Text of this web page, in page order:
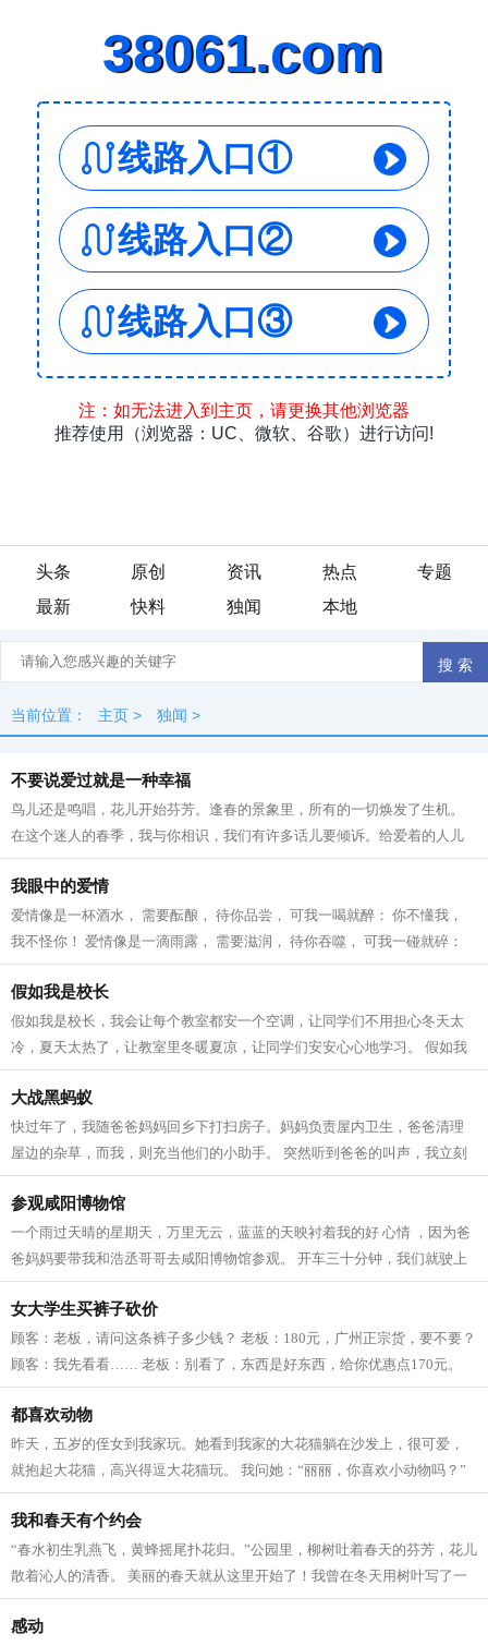
头条 原创 资讯 热点
专题
最新
快料 独闻 本地
当前位置： 主页 > 独闻 >
不要说爱过就是一种幸福
鸟儿还是鸣唱，花儿开始芬芳。逢春的景象里，所有的一切焕发了生机。
在这个迷人的春季，我与你相识，我们有许多话儿要倾诉。给爱着的人儿
斟满一杯酒，酒里盛上我的欢笑，不要...
我眼中的爱情
爱情像是一杯酒水， 需要酝酿， 待你品尝， 可我一喝就醉： 你不懂我，
我不怪你！ 爱情像是一滴雨露， 需要滋润， 待你吞噬， 可我一碰就碎：
你不懂我， 我不怪你！ 爱情像是一...
假如我是校长
假如我是校长，我会让每个教室都安一个空调，让同学们不用担心冬天太
冷，夏天太热了，让教室里冬暖夏凉，让同学们安安心心地学习。 假如我
是校长，我要在校园里种很多的花草树...
大战黑蚂蚁
快过年了，我随爸爸妈妈回乡下打扫房子。妈妈负责屋内卫生，爸爸清理
屋边的杂草，而我，则充当他们的小助手。 突然听到爸爸的叫声，我立刻
跑过去，被眼前的一幕惊呆了。一大片...
参观咸阳博物馆
一个雨过天晴的星期天，万里无云，蓝蓝的天映衬着我的好 心情 ，因为爸
爸妈妈要带我和浩丞哥哥去咸阳博物馆参观。 开车三十分钟，我们就驶上
了扶苏路，这是以鼎鼎大名的秦始皇...
女大学生买裤子砍价
顾客：老板，请问这条裤子多少钱？ 老板：180元，广州正宗货，要不要？
顾客：我先看看…… 老板：别看了，东西是好东西，给你优惠点170元。
顾客：这也叫优惠啊？ 老板：呵呵，...
都喜欢动物
昨天，五岁的侄女到我家玩。她看到我家的大花猫躺在沙发上，很可爱，
就抱起大花猫，高兴得逗大花猫玩。 我问她：“丽丽，你喜欢小动物吗？”
丽丽说：“不光我喜欢小动物，我...
我和春天有个约会
“春水初生乳燕飞，黄蜂摇尾扑花归。”公园里，柳树吐着春天的芬芳，花儿
散着沁人的清香。 美丽的春天就从这里开始了！我曾在冬天用树叶写了一
份书信，期待能与她约会。 现在...
感动